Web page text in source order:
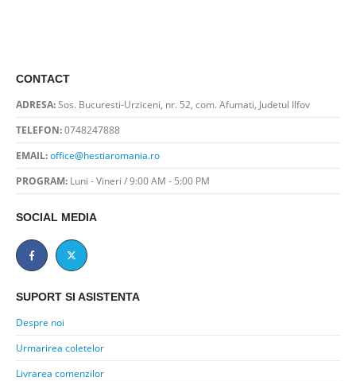
CONTACT
ADRESA:Sos. Bucuresti-Urziceni, nr. 52, com. Afumati, Judetul Ilfov
TELEFON:0748247888
EMAIL:office@hestiaromania.ro
PROGRAM: Luni - Vineri / 9:00 AM - 5:00 PM
SOCIAL MEDIA
SUPORT SI ASISTENTA
Despre noi
Urmarirea coletelor
Livrarea comenzilor